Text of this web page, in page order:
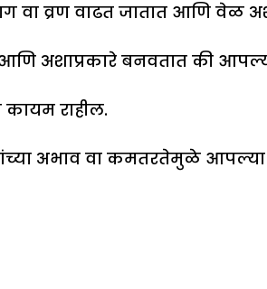
वा व्रण वाढत जातात आणि वेळ
आणि अशाप्रकारे बनवतात की
राहील.
अभाव वा कमतरतेमुळे आपल्या